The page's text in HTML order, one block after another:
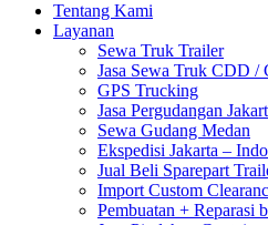
Tentang Kami
Layanan
Sewa Truk Trailer
Jasa Sewa Truk CDD /
GPS Trucking
Jasa Pergudangan
Sewa Gudang Medan
Ekspedisi Jakarta –
Jual Beli Sparepart
Import Custom
Pembuatan + Reparasi